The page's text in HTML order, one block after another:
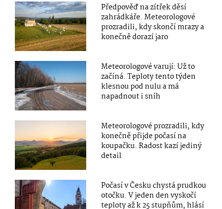
Předpověď na zítřek děsí
zahrádkáře. Meteorologové
prozradili, kdy skončí mrazy a
konečně dorazí jaro
Meteorologové varují: Už to
začíná. Teploty tento týden
klesnou pod nulu a má
napadnout i sníh
Meteorologové prozradili, kdy
konečně přijde počasí na
koupačku. Radost kazí jediný
detail
Počasí v Česku chystá prudkou
otočku. V jeden den vyskočí
teploty až k 25 stupňům, hlásí